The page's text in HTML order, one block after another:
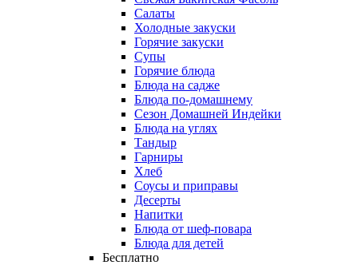
Салаты
Холодные закуски
Горячие закуски
Супы
Горячие блюда
Блюда на садже
Блюда по-домашнему
Сезон Домашней Индейки
Блюда на углях
Тандыр
Гарниры
Хлеб
Соусы и приправы
Десерты
Напитки
Блюда от шеф-повара
Блюда для детей
Бесплатно